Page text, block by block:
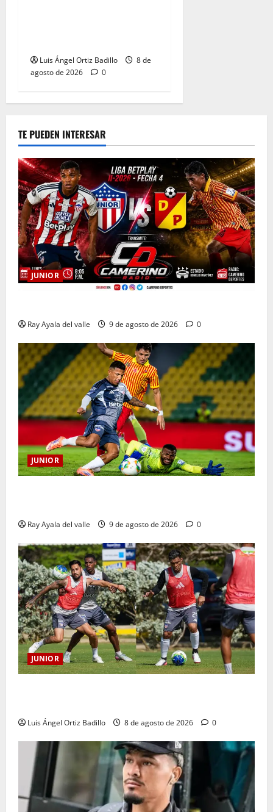
Luis Ángel Ortiz Badillo
8 de
agosto de 2026
0
TE PUEDEN INTERESAR
JUNIOR
Ray Ayala del valle 9 de agosto de 2026 0
JUNIOR
Ray Ayala del valle 9 de agosto de 2026 0
JUNIOR
Luis Ángel Ortiz Badillo 8 de agosto de 2026 0